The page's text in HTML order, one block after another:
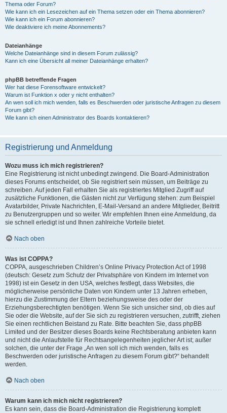
Thema oder Forum?
Wie kann ich ein Lesezeichen auf ein Thema setzen oder ein Thema abonnieren?
Wie kann ich ein Forum abonnieren?
Wie deaktiviere ich meine Abonnements?
Dateianhänge
Welche Dateianhänge sind in diesem Forum zulässig?
Kann ich eine Übersicht all meiner Dateianhänge erhalten?
phpBB betreffende Fragen
Wer hat diese Forensoftware entwickelt?
Warum ist Funktion x oder y nicht enthalten?
An wen soll ich mich wenden, falls es Beschwerden oder juristische Anfragen zu diesem
Forum gibt?
Wie kann ich einen Administrator des Boards kontaktieren?
Registrierung und Anmeldung
Wozu muss ich mich registrieren?
Eine Registrierung ist nicht unbedingt zwingend. Die Board-Administration
dieses Forums entscheidet, ob Sie registriert sein müssen, um Beiträge zu
schreiben. Auf jeden Fall erhalten Sie als registriertes Mitglied Zugriff auf
zusätzliche Funktionen, die Gästen nicht zur Verfügung stehen: zum Beispiel
Avatarbilder, Private Nachrichten, E-Mail-Versand an andere Mitglieder, Beitritt
zu Benutzergruppen und so weiter. Wir empfehlen Ihnen eine Anmeldung, da
sie schnell erledigt ist und Ihnen zahlreiche Vorteile bietet.
Nach oben
Was ist COPPA?
COPPA, ausgeschrieben Children’s Online Privacy Protection Act of 1998
(deutsch: Gesetz zum Schutz der Privatsphäre von Kindern im Internet von
1998) ist ein Gesetz in den USA, welches festlegt, dass Websites, die
möglicherweise persönliche Daten von Kindern unter 13 Jahren erheben,
hierzu die Zustimmung der Eltern beziehungsweise des oder der
Erziehungsberechtigten benötigen. Wenn Sie sich unsicher sind, ob dies auf
Sie oder die Website, auf der Sie sich zu registrieren versuchen, zutrifft, ziehen
Sie einen rechtlichen Beistand zu Rate. Bitte beachten Sie, dass phpBB
Limited und der Besitzer dieses Boards keine Rechtsberatung anbieten kann
und nicht die Anlaufstelle für Rechtsangelegenheiten jeglicher Art ist; außer
solchen, die unter der Frage „An wen soll ich mich wenden, falls es
Beschwerden oder juristische Anfragen zu diesem Forum gibt?“ behandelt
werden.
Nach oben
Warum kann ich mich nicht registrieren?
Es kann sein, dass die Board-Administration die Registrierung komplett